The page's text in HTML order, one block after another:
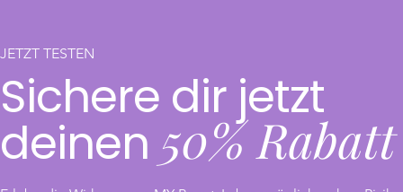
JETZT TESTEN
Sichere dir jetzt
deinen 50% Rabatt